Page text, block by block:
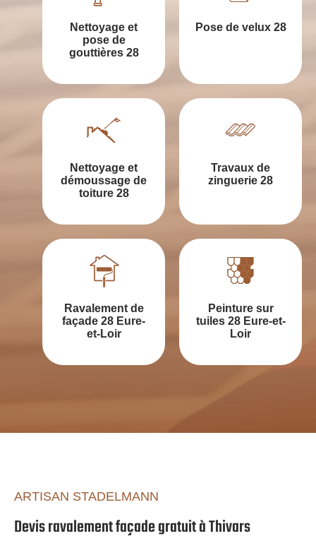
Nettoyage et
pose de
gouttières 28
Pose de velux 28
Nettoyage et
démoussage de
toiture 28
Travaux de
zinguerie 28
Ravalement de
façade 28 Eure-
et-Loir
Peinture sur
tuiles 28 Eure-et-
Loir
ARTISAN STADELMANN
Devis ravalement façade gratuit à Thivars